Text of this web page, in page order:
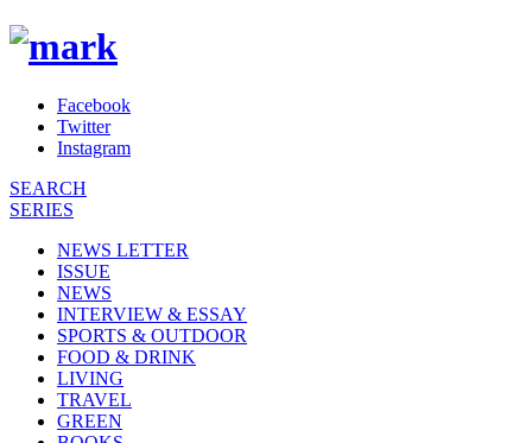
Facebook
Twitter
Instagram
SEARCH
SERIES
NEWS LETTER
ISSUE
NEWS
INTERVIEW & ESSAY
SPORTS & OUTDOOR
FOOD & DRINK
LIVING
TRAVEL
GREEN